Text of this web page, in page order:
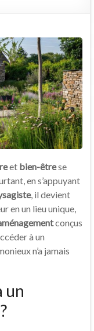
et bien-êtrese
en s’appuyant
, il devient
en un lieu unique,
conçus
à un
n’a jamais
un